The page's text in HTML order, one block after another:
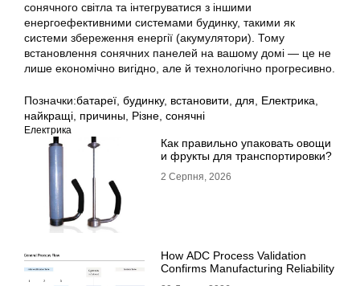
сонячного світла та інтегруватися з іншими
енергоефективними системами будинку, такими як
системи збереження енергії (акумулятори). Тому
встановлення сонячних панелей на вашому домі — це не
лише економічно вигідно, але й технологічно прогресивно.
Позначки:батареї будинку, встановити для Електрика
найкращі причины Різне сонячні
Електрика
Как правильно упаковать овощи
и фрукты для транспортировки?
2 Серпня, 2026
How ADC Process Validation
Confirms Manufacturing Reliability